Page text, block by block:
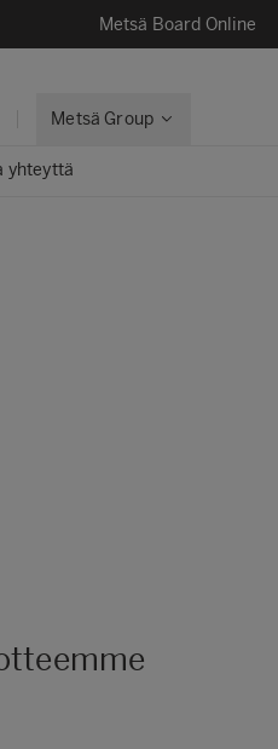
Metsä Board Online
Metsä Group
yhteyttä